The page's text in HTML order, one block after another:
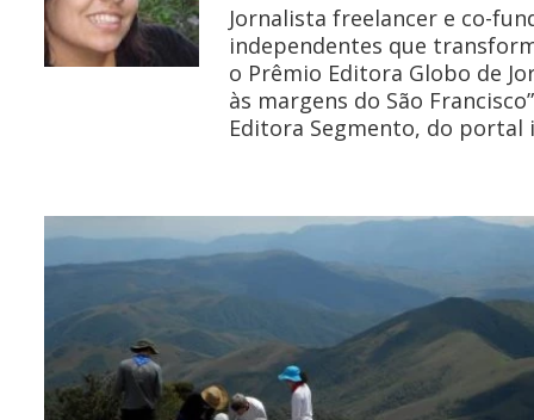
Jornalista freelancer e co-
independentes que
o Prêmio Editora Globo de
às margens do São
Editora Segmento, do portal